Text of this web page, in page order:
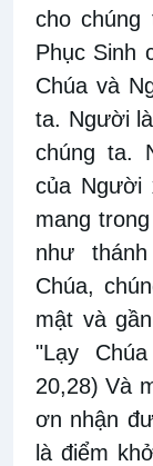
cho
Phục Sinh
Chúa và
ta. Người
chúng ta.
của Người
mang
như
Chúa,
mật và
"Lạy
20,28) Và
ơn nhận
là điểm